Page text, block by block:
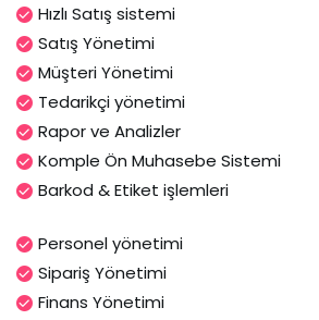
Hızlı Satış sistemi
Satış Yönetimi
Müşteri Yönetimi
Tedarikçi yönetimi
Rapor ve Analizler
Komple Ön Muhasebe Sistemi
Barkod & Etiket işlemleri
Personel yönetimi
Sipariş Yönetimi
Finans Yönetimi